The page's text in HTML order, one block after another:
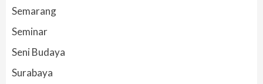
Semarang
Seminar
Seni Budaya
Surabaya